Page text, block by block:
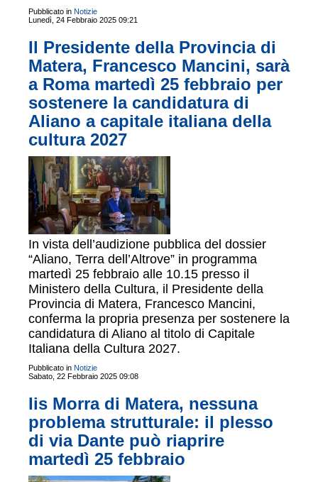
Pubblicato in Notizie
Lunedì, 24 Febbraio 2025 09:21
Il Presidente della Provincia di
Matera, Francesco Mancini, sarà
a Roma martedì 25 febbraio per
sostenere la candidatura di
Aliano a capitale italiana della
cultura 2027
In vista dell’audizione pubblica del dossier
“Aliano, Terra dell’Altrove” in programma
martedì 25 febbraio alle 10.15 presso il
Ministero della Cultura, il Presidente della
Provincia di Matera, Francesco Mancini,
conferma la propria presenza per sostenere la
candidatura di Aliano al titolo di Capitale
Italiana della Cultura 2027.
Pubblicato in Notizie
Sabato, 22 Febbraio 2025 09:08
Iis Morra di Matera, nessuna
problema strutturale: il plesso
di via Dante può riaprire
martedì 25 febbraio